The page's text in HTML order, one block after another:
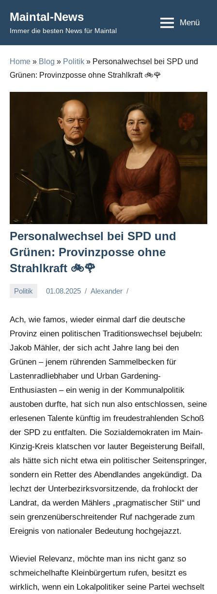
content
Maintal-News
Immer die besten News für Maintal
Menü
Home » Blog » Politik » Personalwechsel bei SPD und
Grünen: Provinzposse ohne Strahlkraft 🚲🌹
Personalwechsel bei SPD und
Grünen: Provinzposse ohne
Strahlkraft 🚲🌹
Politik 01.08.2025 Alexander
Ach, wie famos, wieder einmal darf die deutsche
Provinz einen politischen Traditionswechsel bejubeln:
Jakob Mähler, der sich acht Jahre lang bei den
Grünen – jenem rührenden Sammelbecken für
Lastenradliebhaber und Urban Gardening-
Enthusiasten – ein wenig in der Kommunalpolitik
austoben durfte, hat sich nun also entschlossen, seine
erlesenen Talente künftig im freudestrahlenden Schoß
der SPD zu entfalten. Die Sozialdemokraten im Main-
Kinzig-Kreis klatschen vor lauter Begeisterung Beifall,
als hätte sich nicht etwa ein politischer Seitenspringer,
sondern ein Retter des Abendlandes angekündigt. Da
lechzt der Unterbezirksvorsitzende, da frohlockt der
Landrat, da werden Mählers „pragmatischer Stil“ und
sein grenzenüberschreitender Ruf nachgerade zum
Ereignis von nationaler Bedeutung hochgejazzt.
Wieviel Relevanz, möchte man ins nicht ganz so
schmeichelhafte Kleinbürgertum rufen, besitzt es
wirklich, wenn ein Lokalpolitiker seine Partei wechselt